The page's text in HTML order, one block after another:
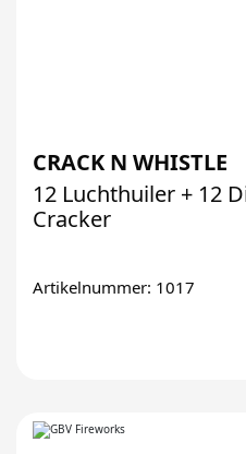
CRACK N WHISTLE
12 Luchthuiler + 12
Cracker
Artikelnummer: 1017